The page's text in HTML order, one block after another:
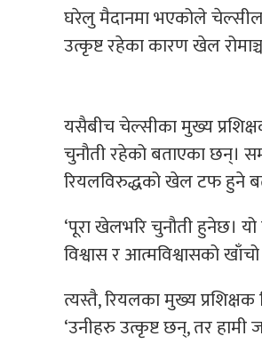
घरेलु मैदानमा भएकोले
उत्कृष्ट रहेका कारण खेल
यसैबीच चेल्सीका मुख्य
चुनौती रहेको बताएका छन्।
रियलविरुद्धको खेल टफ हुने
‘पूरा खेलभरि चुनौती हुनेछ।
विश्वास र आत्मविश्वासको
त्यस्तै, रियलका मुख्य
‘उनीहरु उत्कृष्ट छन्, तर हामी